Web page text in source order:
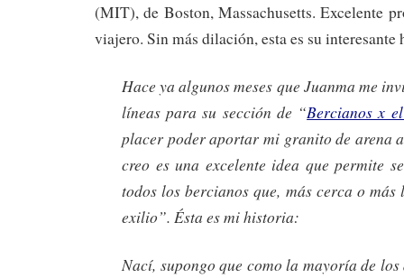
(MIT), de Boston, Massachusetts. Excelente
viajero. Sin más dilación, esta es su interesante
Hace ya algunos meses que Juanma me
líneas para su sección de “Bercianos x
placer poder aportar mi granito de arena
creo es una excelente idea que permite
todos los bercianos que, más cerca o más
exilio”. Ésta es mi historia:
Nací, supongo que como la mayoría de